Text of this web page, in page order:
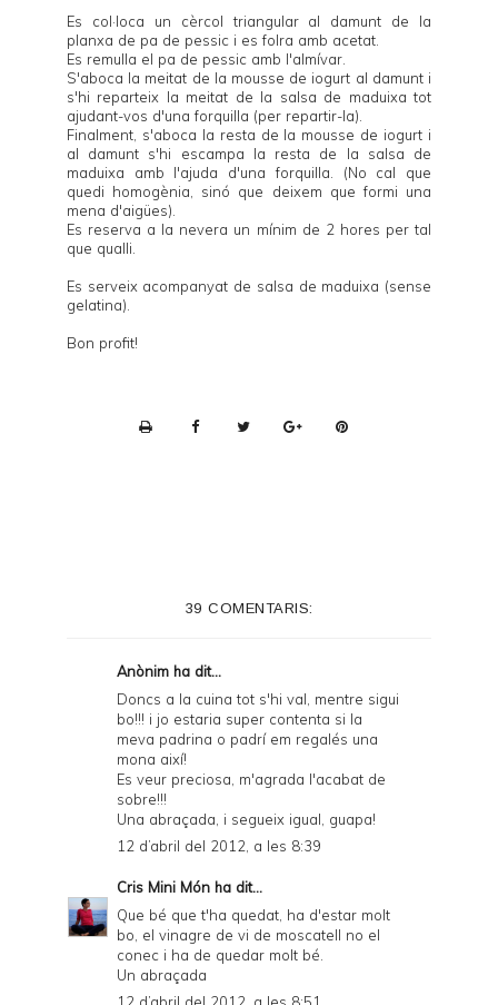
Es col·loca un cèrcol triangular al damunt de la
planxa de pa de pessic i es folra amb acetat.
Es remulla el pa de pessic amb l'almívar.
S'aboca la meitat de la mousse de iogurt al damunt i
s'hi reparteix la meitat de la salsa de maduixa tot
ajudant-vos d'una forquilla (per repartir-la).
Finalment, s'aboca la resta de la mousse de iogurt i
al damunt s'hi escampa la resta de la salsa de
maduixa amb l'ajuda d'una forquilla. (No cal que
quedi homogènia, sinó que deixem que formi una
mena d'aigües).
Es reserva a la nevera un mínim de 2 hores per tal
que qualli.
Es serveix acompanyat de salsa de maduixa (sense
gelatina).
Bon profit!
i
e
n
d
l
y
a
n
39 COMENTARIS:
Anònim ha dit...
Doncs a la cuina tot s'hi val, mentre sigui
bo!!! i jo estaria super contenta si la
meva padrina o padrí em regalés una
mona així!
Es veur preciosa, m'agrada l'acabat de
sobre!!!
Una abraçada, i segueix igual, guapa!
12 d’abril del 2012, a les 8:39
Cris Mini Món ha dit...
Que bé que t'ha quedat, ha d'estar molt
bo, el vinagre de vi de moscatell no el
conec i ha de quedar molt bé.
Un abraçada